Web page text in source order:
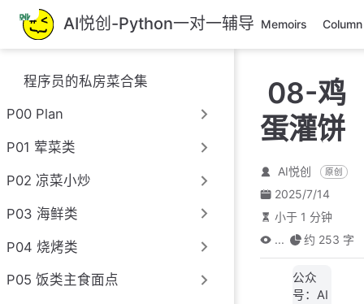
跳
至
主
要
內
AI悦创-Python一对一辅导 Memoirs Column
程序员的私房菜合集
P00 Plan
P01 荤菜类
P02 凉菜小炒
P03 海鲜类
P04 烧烤类
P05 饭类主食面点
08-鸡
蛋灌饼
AI悦创 原创
2025/7/14
小于 1 分钟
...
约 253 字
公众
号：AI